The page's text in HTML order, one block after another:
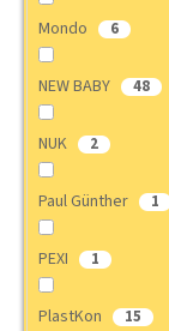
Mondo 6
NEW BABY 48
NUK 2
Paul Günther 1
PEXI 1
PlastKon 15